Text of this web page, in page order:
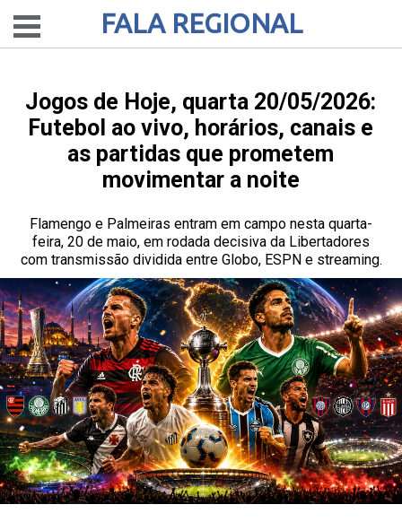
FALA REGIONAL
Jogos de Hoje, quarta 20/05/2026:
Futebol ao vivo, horários, canais e
as partidas que prometem
movimentar a noite
Flamengo e Palmeiras entram em campo nesta quarta-
feira, 20 de maio, em rodada decisiva da Libertadores
com transmissão dividida entre Globo, ESPN e streaming.